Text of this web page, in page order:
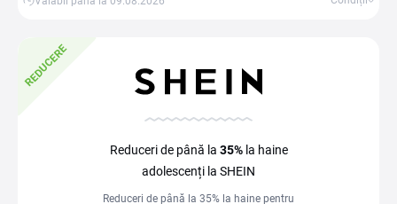
REDUCERE
Reduceri de până la 35%la haine
adolescenți la SHEIN
Reduceri de până la 35% la haine pentru